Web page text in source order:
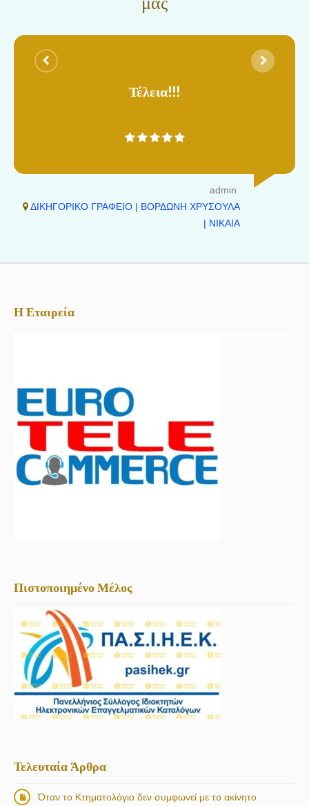
Τέλεια!!!
admin
ΔΙΚΗΓΟΡΙΚΟ ΓΡΑΦΕΙΟ | ΒΟΡΔΩΝΗ ΧΡΥΣΟΥΛΑ
| ΝΙΚΑΙΑ
Η Εταιρεία
Πιστοποιημένο Μέλος
Τελευταία Άρθρα
Όταν το Κτηματολόγιο δεν συμφωνεί με το ακίνητο